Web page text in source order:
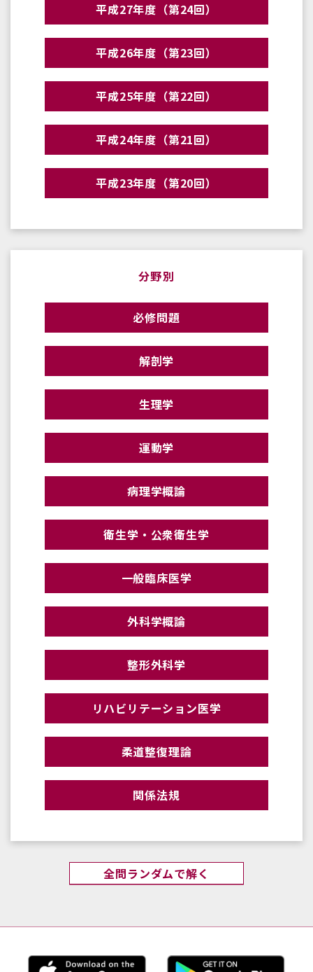
平成27年度（第24回）
平成26年度（第23回）
平成25年度（第22回）
平成24年度（第21回）
平成23年度（第20回）
分野別
必修問題
解剖学
生理学
運動学
病理学概論
衛生学・公衆衛生学
一般臨床医学
外科学概論
整形外科学
リハビリテーション医学
柔道整復理論
関係法規
全問ランダムで解く